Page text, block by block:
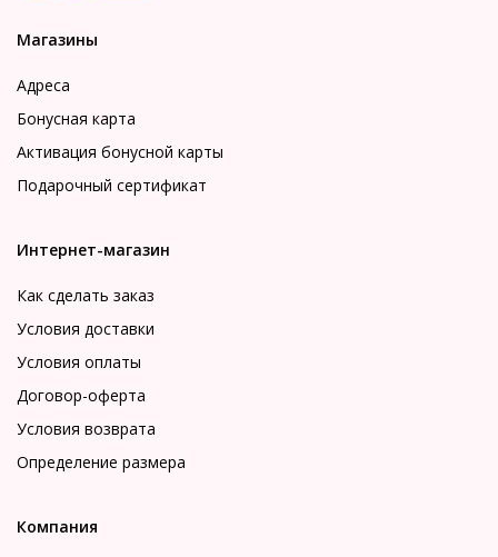
Магазины
Адреса
Бонусная карта
Активация бонусной карты
Подарочный сертификат
Интернет-магазин
Как сделать заказ
Условия доставки
Условия оплаты
Договор-оферта
Условия возврата
Определение размера
Компания